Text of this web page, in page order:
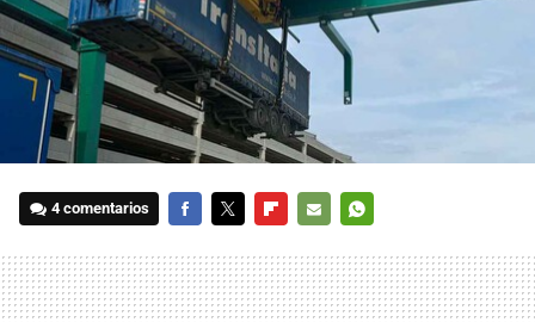
4 comentarios
MAIL